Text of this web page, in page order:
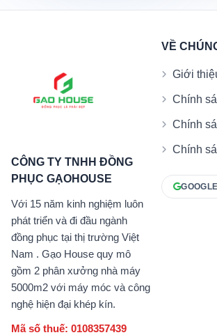
CÔNG TY TNHH ĐỒNG
PHỤC GẠOHOUSE
Với 15 năm kinh nghiệm luôn
phát triển và đi đầu ngành
đồng phục tại thị trường Việt
Nam . Gạo House quy mô
gồm 2 phân xưởng nhà máy
5000m2 với máy móc và công
nghệ hiện đại khép kín.
Mã số thuế: 0108357439
VỀ
Giới
Chính
Chính
Chính